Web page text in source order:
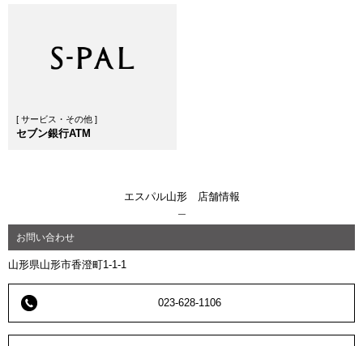
[ サービス・その他 ]
セブン銀行ATM
エスパル山形 店舗情報
お問い合わせ
山形県山形市香澄町1-1-1
023-628-1106